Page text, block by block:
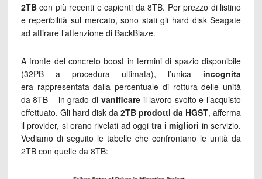
2TBcon più recenti e capienti da 8TB. Per prezzo di listino
e reperibilità sul mercato, sono stati gli hard disk Seagate
ad attirare l’attenzione di BackBlaze.
A fronte del concreto boost in termini di spazio disponibile
(32PB a procedura ultimata), l’unica incognita
era rappresentata dalla percentuale di rottura delle unità
da 8TB – in grado di vanificare il lavoro svolto e l’acquisto
effettuato. Gli hard disk da2TB prodotti da HGST, afferma
il provider, si erano rivelati ad oggi tra i migliori in servizio.
Vediamo di seguito le tabelle che confrontano le unità da
2TB con quelle da 8TB: